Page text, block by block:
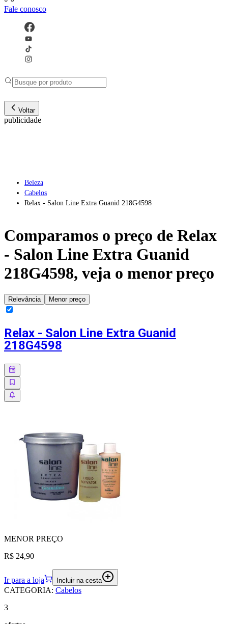
Fale conosco
Voltar
publicidade
Beleza
Cabelos
Relax - Salon Line Extra Guanid 218G4598
Comparamos o preço de Relax
- Salon Line Extra Guanid
218G4598, veja o menor preço
Relevância Menor preço
Relax - Salon Line Extra Guanid
218G4598
MENOR PREÇO
R$ 24,90
Ir para a loja Incluir na cesta
CATEGORIA: Cabelos
3